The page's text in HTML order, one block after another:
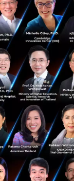
รเงิน รับเงินลงทุน 3
นการศึกษากำลังได้รับค
ในระดับเริ่มต้นและยังไม่มี
กระทั่งล่าสุด The Praxis
Techsauce Team
Investment Triple
Trending